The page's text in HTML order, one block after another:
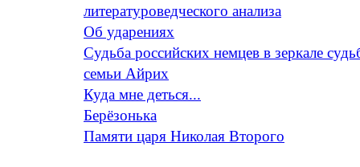
литературоведческого анализа
Об ударениях
Судьба российских немцев в зеркале
семьи Айрих
Куда мне деться...
Берёзонька
Памяти царя Николая Второго